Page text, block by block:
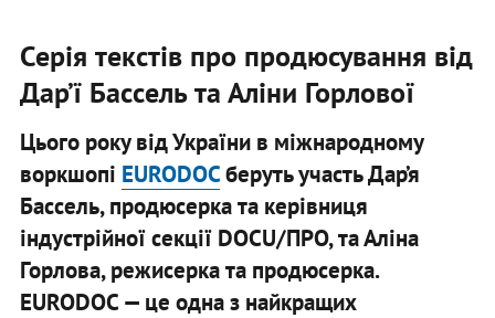
Серія текстів про продюсування від
Дар’ї Бассель та Аліни Горлової
Цього року від України в міжнародному
воркшопі EURODOCберуть участь Дар’я
Бассель, продюсерка та керівниця
індустрійної секції DOCU/ПРО, та Аліна
Горлова, режисерка та продюсерка.
EURODOC — це одна з найкращих